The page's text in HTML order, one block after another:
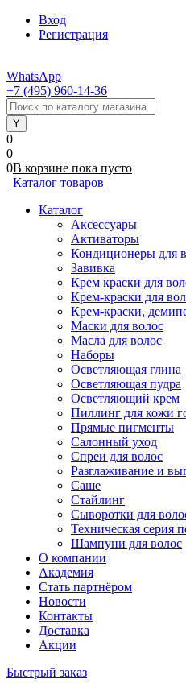
Вход
Регистрация
WhatsApp
+7 (495) 960-14-36
0
0
0В корзине пока пусто
Каталог товаров
Каталог
Аксессуары
Активаторы
Кондиционеры для
Завивка
Крем краски для
Крем-краски для
Крем-краски,
Маски для волос
Масла для волос
Наборы
Осветляющая глина
Осветляющая пудра
Осветляющий крем
Пиллинг для кожи
Прямые пигменты
Салонный уход
Спреи для волос
Разглаживание и
Саше
Стайлинг
Сыворотки для
Техническая серия
Шампуни для волос
О компании
Академия
Стать партнёром
Новости
Контакты
Доставка
Акции
Быстрый заказ